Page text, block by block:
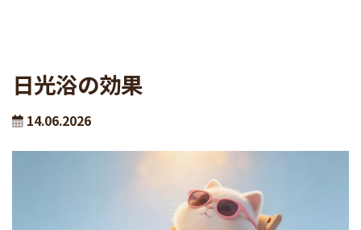
日光浴の効果
14.06.2026